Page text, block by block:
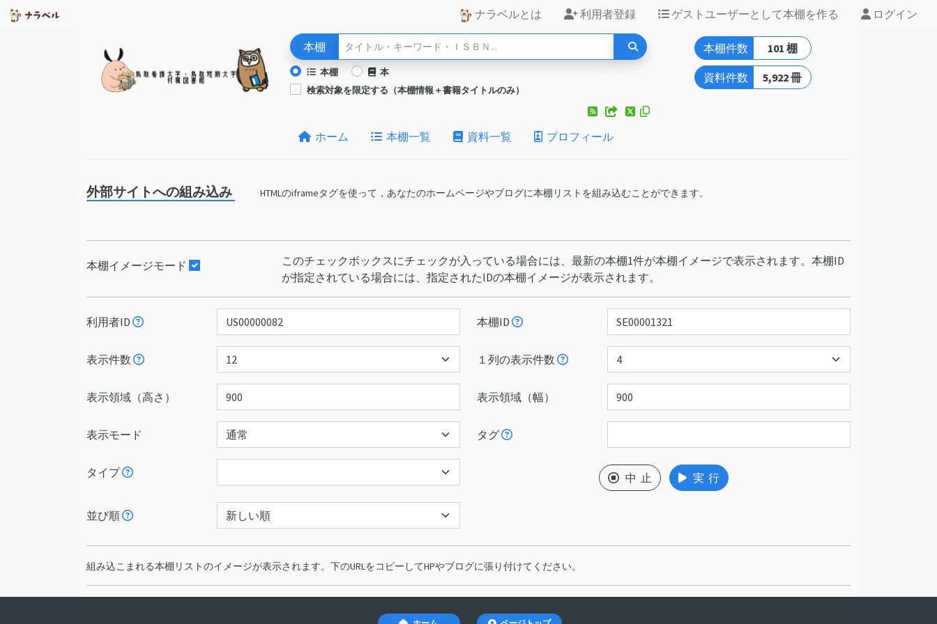
ナラベルとは 利用者登録 ゲストユーザーとして本棚を作る ログイン
本棚
本棚
本
検索対象を限定する（本棚情報＋書籍タイトルのみ）
ホーム 本棚一覧 資料一覧 プロフィール
本棚件数 101 棚
資料件数 5,922 冊
外部サイトへの組み込み HTMLのiframeタグを使って，あなたのホームページやブログに本棚リストを組み込むことができます。
本棚イメージモード
このチェックボックスにチェックが入っている場合には、最新の本棚1件が本棚イメージで表示されます。本棚ID
が指定されている場合には、指定されたIDの本棚イメージが表示されます。
利用者ID 本棚ID
表示件数 １列の表示件数
表示領域（高さ） 表示領域（幅）
表示モード タグ
タイプ 中 止 実 行
並び順
組み込こまれる本棚リストのイメージが表示されます。下のURLをコピーしてHPやブログに張り付けてください。